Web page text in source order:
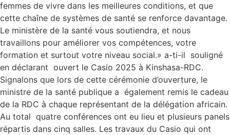
femmes de vivre dans les meilleures conditions, et que
cette chaîne de systèmes de santé se renforce davantage.
Le ministère de la santé vous soutiendra, et nous
travaillons pour améliorer vos compétences, votre
formation et surtout votre niveau social.» a-ti-il souligné
en déclarant ouvert le Casio 2025 à Kinshasa-RDC.
Signalons que lors de cette cérémonie d’ouverture, le
ministre de la santé publique a également remis le cadeau
de la RDC à chaque représentant de la délégation africain.
Au total quatre conférences ont eu lieu et plusieurs panels
répartis dans cinq salles. Les travaux du Casio qui ont